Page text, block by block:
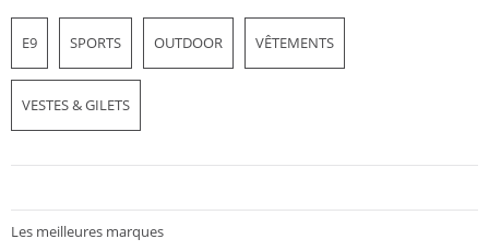
E9 SPORTS OUTDOOR VÊTEMENTS
VESTES & GILETS
Les meilleures marques